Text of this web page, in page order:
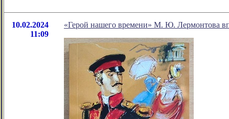
10.02.2024
11:09
«Герой нашего времени» М. Ю. Лермонтова